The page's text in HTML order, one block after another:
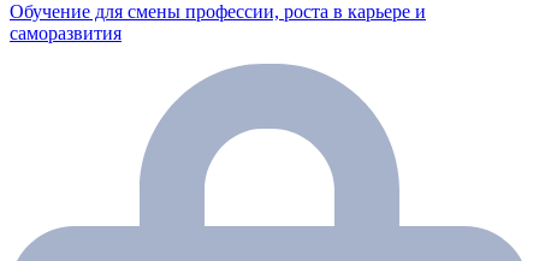
Обучение для смены профессии, роста в карьере и
саморазвития